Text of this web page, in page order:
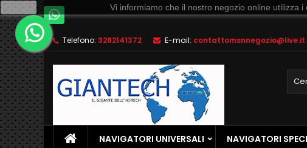
Telefono: 3282141372 E-mail: contattomsnnegozio@live.it
NAVIGATORI UNIVERSALI NAVIGATORI
Ok Vi informiamo che il nostro negozio online utilizza